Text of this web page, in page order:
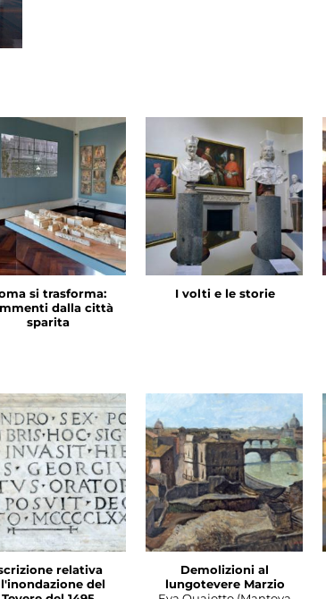
si trasforma:
dalla città
sparita
I volti e le storie
relativa
del
Demolizioni al
lungotevere Marzio